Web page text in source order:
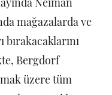
mağazalarda ve
Bergdorf
üzere tüm